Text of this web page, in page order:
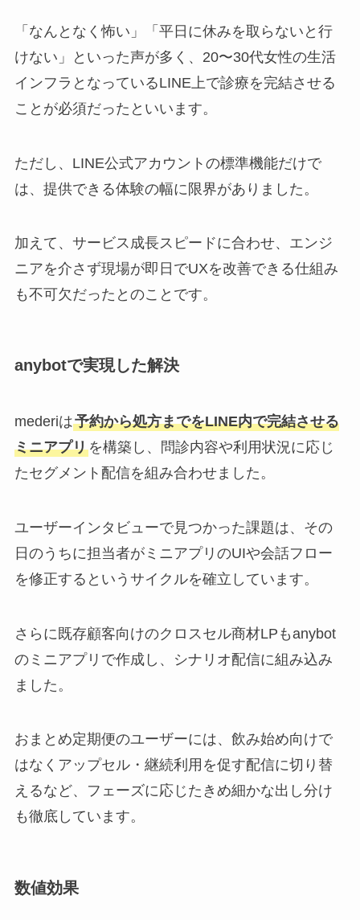
「なんとなく怖い」「平日に休みを取らないと行
けない」といった声が多く、20〜30代女性の生活
インフラとなっているLINE上で診療を完結させる
ことが必須だったといいます。
ただし、LINE公式アカウントの標準機能だけで
は、提供できる体験の幅に限界がありました。
加えて、サービス成長スピードに合わせ、エンジ
ニアを介さず現場が即日でUXを改善できる仕組み
も不可欠だったとのことです。
anybotで実現した解決
mederiは予約から処方までをLINE内で完結させる
ミニアプリを構築し、問診内容や利用状況に応じ
たセグメント配信を組み合わせました。
ユーザーインタビューで見つかった課題は、その
日のうちに担当者がミニアプリのUIや会話フロー
を修正するというサイクルを確立しています。
さらに既存顧客向けのクロスセル商材LPもanybot
のミニアプリで作成し、シナリオ配信に組み込み
ました。
おまとめ定期便のユーザーには、飲み始め向けで
はなくアップセル・継続利用を促す配信に切り替
えるなど、フェーズに応じたきめ細かな出し分け
も徹底しています。
数値効果